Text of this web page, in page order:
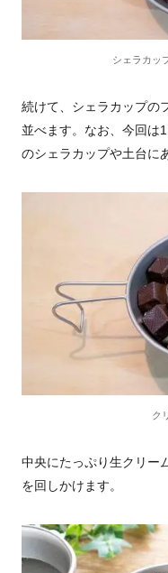
シェラカッ
続けて、シェラカップの
並べます。なお、今回は
のシェラカップや土台に
ク
中央にたっぷり生クリー
を回しかけます。